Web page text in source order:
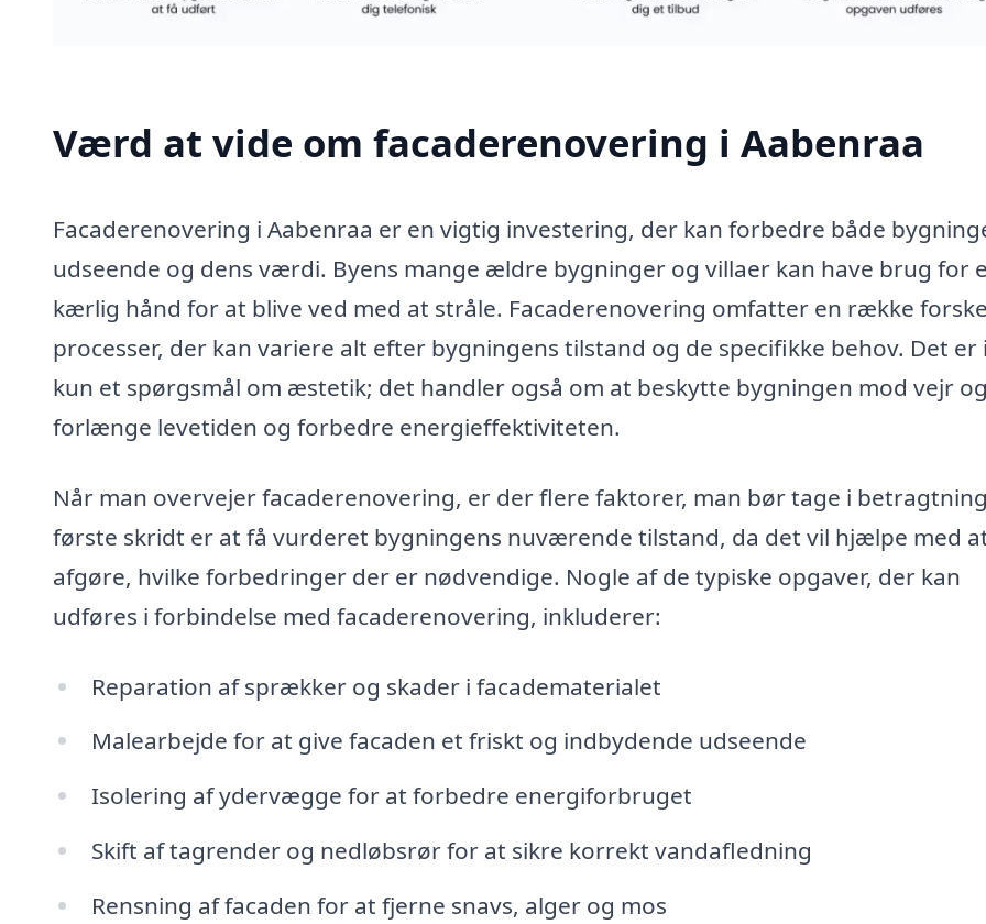
Værd at vide om facaderenovering i Aabenraa
Facaderenovering i Aabenraa er en vigtig investering, der kan forbedre både
udseende og dens værdi. Byens mange ældre bygninger og villaer kan have brug for
kærlig hånd for at blive ved med at stråle. Facaderenovering omfatter en række
processer, der kan variere alt efter bygningens tilstand og de specifikke behov. Det er
kun et spørgsmål om æstetik; det handler også om at beskytte bygningen mod vejr
forlænge levetiden og forbedre energieffektiviteten.
Når man overvejer facaderenovering, er der flere faktorer, man bør tage i
første skridt er at få vurderet bygningens nuværende tilstand, da det vil hjælpe med
afgøre, hvilke forbedringer der er nødvendige. Nogle af de typiske opgaver, der kan
udføres i forbindelse med facaderenovering, inkluderer:
Reparation af sprækker og skader i facadematerialet
Malearbejde for at give facaden et friskt og indbydende udseende
Isolering af ydervægge for at forbedre energiforbruget
Skift af tagrender og nedløbsrør for at sikre korrekt vandafledning
Rensning af facaden for at fjerne snavs, alger og mos